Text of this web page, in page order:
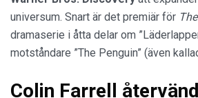
universum. Snart är det premiär för
dramaserie i åtta delar om
motståndare ”The Penguin” (även
Colin Farrell